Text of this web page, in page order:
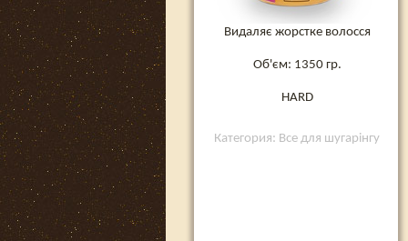
Видаляє жорстке волосся
Об'єм: 1350 гр.
HARD
Категория: Все для шугарінгу